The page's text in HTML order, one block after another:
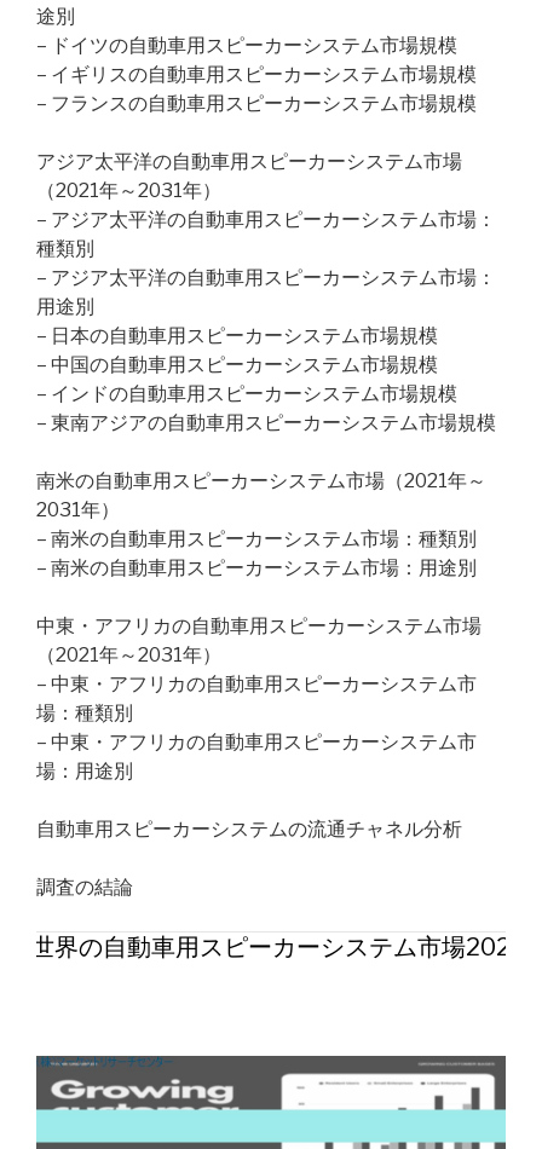
途別
– ドイツの自動車用スピーカーシステム市場規模
– イギリスの自動車用スピーカーシステム市場規模
– フランスの自動車用スピーカーシステム市場規模
アジア太平洋の自動車用スピーカーシステム市場
（2021年～2031年）
– アジア太平洋の自動車用スピーカーシステム市場：
種類別
– アジア太平洋の自動車用スピーカーシステム市場：
用途別
– 日本の自動車用スピーカーシステム市場規模
– 中国の自動車用スピーカーシステム市場規模
– インドの自動車用スピーカーシステム市場規模
– 東南アジアの自動車用スピーカーシステム市場規模
南米の自動車用スピーカーシステム市場（2021年～
2031年）
– 南米の自動車用スピーカーシステム市場：種類別
– 南米の自動車用スピーカーシステム市場：用途別
中東・アフリカの自動車用スピーカーシステム市場
（2021年～2031年）
– 中東・アフリカの自動車用スピーカーシステム市
場：種類別
– 中東・アフリカの自動車用スピーカーシステム市
場：用途別
自動車用スピーカーシステムの流通チャネル分析
調査の結論
世界の自動車用スピーカーシステム市場2026